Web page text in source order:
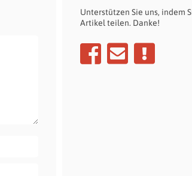
Unterstützen Sie uns, indem
Artikel teilen. Danke!